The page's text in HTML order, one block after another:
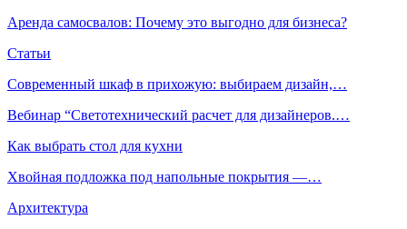
Аренда самосвалов: Почему это выгодно для бизнеса?
Статьи
Современный шкаф в прихожую: выбираем дизайн,…
Вебинар “Светотехнический расчет для дизайнеров.…
Как выбрать стол для кухни
Хвойная подложка под напольные покрытия —…
Архитектура